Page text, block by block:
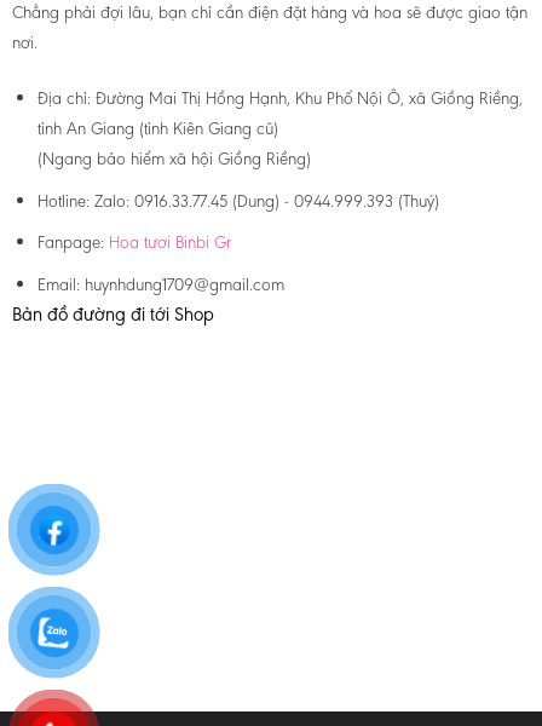
Chẳng phải đợi lâu, bạn chỉ cần điện đặt hàng và hoa sẽ được giao tận
nơi.
Địa chỉ: Đường Mai Thị Hồng Hạnh, Khu Phố Nội Ô, xã Giồng Riềng,
tỉnh An Giang (tỉnh Kiên Giang cũ)
(Ngang bảo hiểm xã hội Giồng Riềng)
Hotline: Zalo: 0916.33.77.45 (Dung) - 0944.999.393 (Thuý)
Fanpage: Hoa tươi Binbi Gr
Email: huynhdung1709@gmail.com
Bản đồ đường đi tới Shop